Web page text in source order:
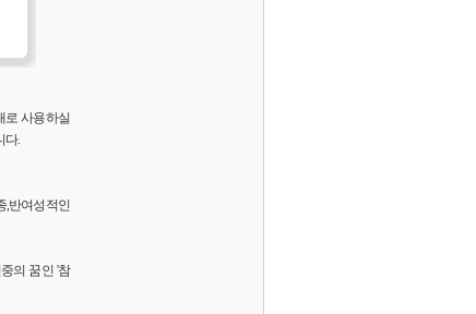
로 사용하실
다.
,반여성적인
의 꿈인 '참